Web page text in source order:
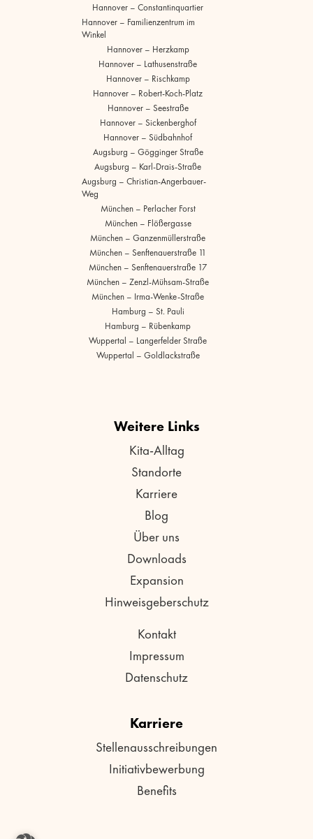
Hannover – Constantinquartier
Hannover – Familienzentrum im
Winkel
Hannover – Herzkamp
Hannover – Lathusenstraße
Hannover – Rischkamp
Hannover – Robert-Koch-Platz
Hannover – Seestraße
Hannover – Sickenberghof
Hannover – Südbahnhof
Augsburg – Gögginger Straße
Augsburg – Karl-Drais-Straße
Augsburg – Christian-Angerbauer-
Weg
München – Perlacher Forst
München – Flößergasse
München – Ganzenmüllerstraße
München – Senftenauerstraße 11
München – Senftenauerstraße 17
München – Zenzl-Mühsam-Straße
München – Irma-Wenke-Straße
Hamburg – St. Pauli
Hamburg – Rübenkamp
Wuppertal – Langerfelder Straße
Wuppertal – Goldlackstraße
Weitere Links
Kita-Alltag
Standorte
Karriere
Blog
Über uns
Downloads
Expansion
Hinweisgeberschutz
Kontakt
Impressum
Datenschutz
Karriere
Stellenausschreibungen
Initiativbewerbung
Benefits